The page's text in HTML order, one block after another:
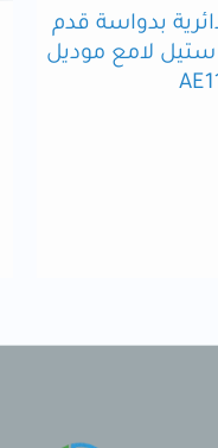
بدواسة قدم
ستيل لامع موديل